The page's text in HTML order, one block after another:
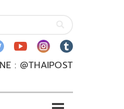
: @THAIPOST